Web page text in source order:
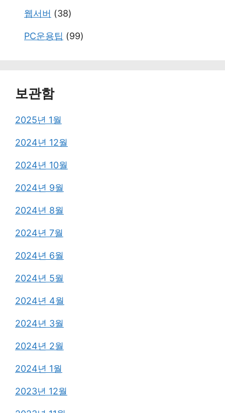
웹서버 (38)
PC운용팁 (99)
보관함
2025년 1월
2024년 12월
2024년 10월
2024년 9월
2024년 8월
2024년 7월
2024년 6월
2024년 5월
2024년 4월
2024년 3월
2024년 2월
2024년 1월
2023년 12월